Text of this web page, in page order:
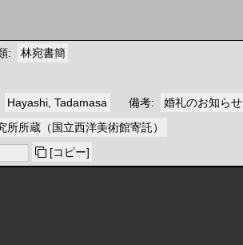
林宛書簡
Hayashi, Tadamasa 備考
婚礼のお知らせ
所所蔵（国立西洋美術館寄託）
[コピー]